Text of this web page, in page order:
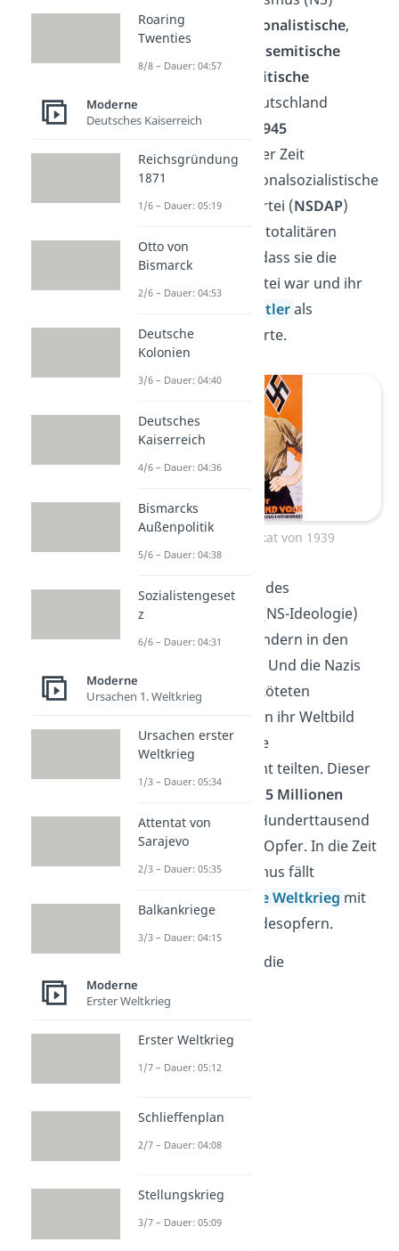
verstehst du die
nationalistische,
antisemitische
(judenfeindliche)
politische
Bewegung
, die in Deutschland
zwischen 1933 und 1945
vorherrschte. In dieser Zeit
beherrschte die Nationalsozialistische
Deutsche Arbeiterpartei (NSDAP)
Deutschland in einer totalitären
Diktatur. Das heißt, dass sie die
einzige wählbare Partei war und ihr
Adolf Hitlerals
Alleinherrscher regierte.
Propagandaplakat von 1939
Die Weltanschauung des
Nationalsozialismus (NS-Ideologie)
wurde bereits den Kindern in den
Schulen beigebracht. Und die Nazis
unterdrückten oder töteten
Menschen, die nicht in ihr Weltbild
passten, oder die ihre
Weltanschauung nicht teilten. Dieser
Ideologie fielen über 5 Millionen
Judenund mehrere Hunderttausend
Sinti und Roma
zum Opfer. In die Zeit
des Nationalsozialismus fällt
Zweite Weltkrieg mit
über 60 Millionen Todesopfern.
Aber was genau war die
Weltanschauung des
Nationalsozialismus?
Roaring
Twenties
8/8 – Dauer: 04:57
Moderne
Deutsches Kaiserreich
Reichsgründung
1871
1/6 – Dauer: 05:19
Otto von
Bismarck
2/6 – Dauer: 04:53
Deutsche
Kolonien
3/6 – Dauer: 04:40
Deutsches
Kaiserreich
4/6 – Dauer: 04:36
Bismarcks
Außenpolitik
5/6 – Dauer: 04:38
Sozialistengeset
z
6/6 – Dauer: 04:31
Moderne
Ursachen 1. Weltkrieg
Ursachen erster
Weltkrieg
1/3 – Dauer: 05:34
Attentat von
Sarajevo
2/3 – Dauer: 05:35
Balkankriege
3/3 – Dauer: 04:15
Moderne
Erster Weltkrieg
Erster Weltkrieg
1/7 – Dauer: 05:12
Schlieffenplan
2/7 – Dauer: 04:08
Stellungskrieg
3/7 – Dauer: 05:09